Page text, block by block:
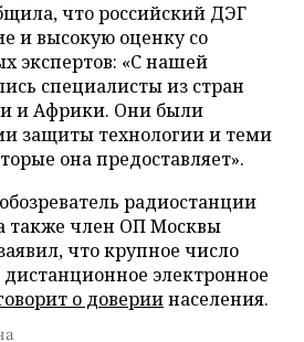
что российский ДЭГ
и высокую оценку со
экспертов: «С нашей
специалисты из стран
и Африки. Они были
защиты технологии и теми
она предоставляет».
радиостанции
также член ОП Москвы
что крупное число
дистанционное электронное
о довериинаселения.